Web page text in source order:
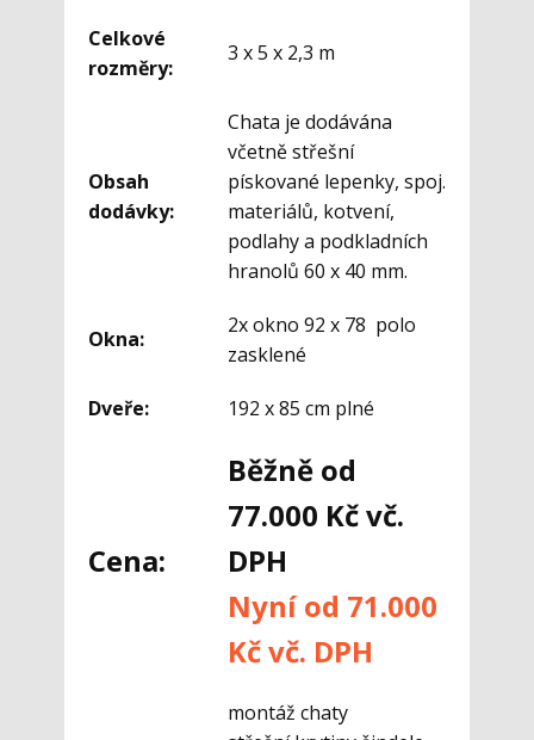
Celkové
rozměry:
3 x 5 x 2,3 m
Obsah
dodávky:
Chata je dodávána
včetně střešní
pískované lepenky, spoj.
materiálů, kotvení,
podlahy a podkladních
hranolů 60 x 40 mm.
Okna:
2x okno 92 x 78 polo
zasklené
Dveře: 192 x 85 cm plné
Cena:
Běžně od
77.000 Kč vč.
DPH
Nyní od 71.000
Kč vč. DPH
montáž chaty